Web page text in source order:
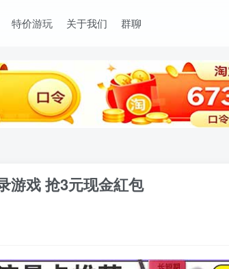
特价游玩 关于我们 群聊
游戏 抢3元现金紅包